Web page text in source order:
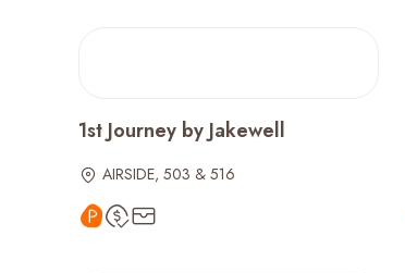
1st Journey by Jakewell
AIRSIDE, 503 & 516